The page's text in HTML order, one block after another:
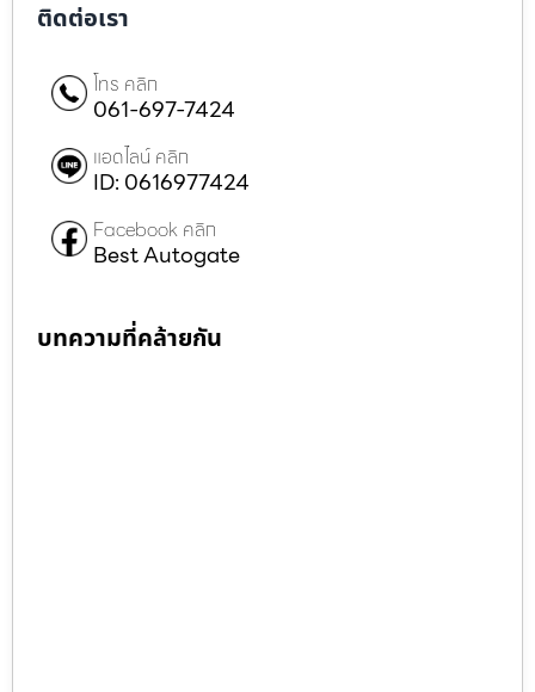
ติดต่อเรา
โทร คลิก
061-697-7424
แอดไลน์ คลิก
ID: 0616977424
Facebook คลิก
Best Autogate
บทความที่คล้ายกัน